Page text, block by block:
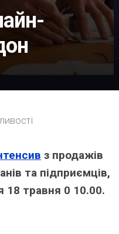
з продажів
та підприємців,
18 травня 0 10.00.